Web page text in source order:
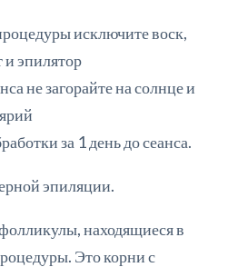
исключите воск,
эпилятор
не загорайте на солнце и
за 1 день до сеанса.
эпиляции.
находящиеся в
Это корни с